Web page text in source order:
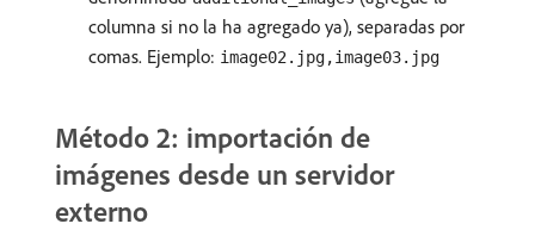
columna si no la ha agregado ya), separadas por
comas. Ejemplo: image02.jpg,image03.jpg
Método 2: importación de
imágenes desde un servidor
externo